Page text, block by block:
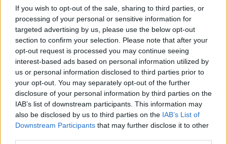
If you wish to opt-out of the sale, sharing to third parties, or
processing of your personal or sensitive information for
targeted advertising by us, please use the below opt-out
section to confirm your selection. Please note that after your
opt-out request is processed you may continue seeing
interest-based ads based on personal information utilized by
us or personal information disclosed to third parties prior to
your opt-out. You may separately opt-out of the further
disclosure of your personal information by third parties on the
IAB’s list of downstream participants. This information may
also be disclosed by us to third parties on the IAB’s List of
Downstream Participants that may further disclose it to other
λατινικό Cumulus (κόλουμους) που σημαίνει
«σωρός», «αφθονία» αλλά και το «τέλος», τον
επίλογο της Απόκριας. Σύμφωνα με μια άλλη
εκδοχή προέρχεται από μια άλλη λατινική
λέξη, την λέξη «κόλουμνα» δηλαδή «κολώνα».
Κι αυτό, επειδή τοπρώτο γλέντι της
Καθαράς Δευτέρας στην Αθήνα, έγινε στους
Στύλους του Ολυμπίου Διός. Από εκεί και
μετά, το σούρουπο, όλοι οι Ρουμελιώτες
γαλατάδες της Αθήνας έστηναν λαμπρό χορό,
κυρίως τσάμικο, γύρω από τους Στύλους,